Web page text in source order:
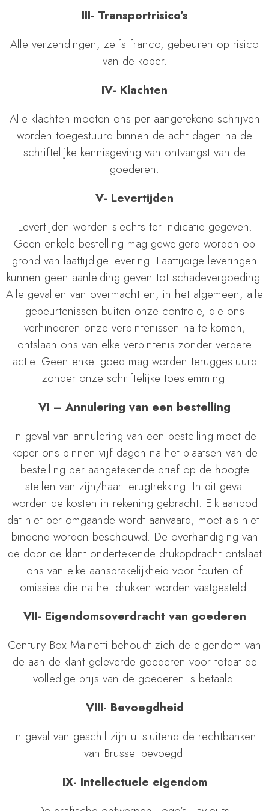
III- Transportrisico’s
Alle verzendingen, zelfs franco, gebeuren op risico
van de koper.
IV- Klachten
Alle klachten moeten ons per aangetekend schrijven
worden toegestuurd binnen de acht dagen na de
schriftelijke kennisgeving van ontvangst van de
goederen.
V- Levertijden
Levertijden worden slechts ter indicatie gegeven.
Geen enkele bestelling mag geweigerd worden op
grond van laattijdige levering. Laattijdige leveringen
kunnen geen aanleiding geven tot schadevergoeding.
Alle gevallen van overmacht en, in het algemeen, alle
gebeurtenissen buiten onze controle, die ons
verhinderen onze verbintenissen na te komen,
ontslaan ons van elke verbintenis zonder verdere
actie. Geen enkel goed mag worden teruggestuurd
zonder onze schriftelijke toestemming.
VI – Annulering van een bestelling
In geval van annulering van een bestelling moet de
koper ons binnen vijf dagen na het plaatsen van de
bestelling per aangetekende brief op de hoogte
stellen van zijn/haar terugtrekking. In dit geval
worden de kosten in rekening gebracht. Elk aanbod
dat niet per omgaande wordt aanvaard, moet als niet-
bindend worden beschouwd. De overhandiging van
de door de klant ondertekende drukopdracht ontslaat
ons van elke aansprakelijkheid voor fouten of
omissies die na het drukken worden vastgesteld.
VII- Eigendomsoverdracht van goederen
Century Box Mainetti behoudt zich de eigendom van
de aan de klant geleverde goederen voor totdat de
volledige prijs van de goederen is betaald.
VIII- Bevoegdheid
In geval van geschil zijn uitsluitend de rechtbanken
van Brussel bevoegd.
IX- Intellectuele eigendom